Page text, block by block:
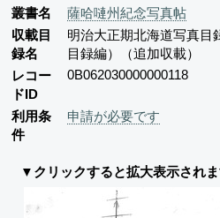
叢書名
薩哈嗹州紀念写真帖
収載目
録名
明治大正期北海道写真目
目録編）（追加収載）
レコー
ドID
0B062030000000118
利用条
件
申請が必要です
▼クリックすると拡大表示されま